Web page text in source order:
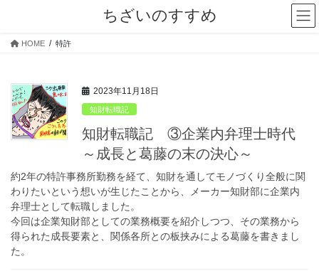
ちざいのすすめ
HOME 特許
2023年11月18日
知財転職記
知財転職記 ③企業内弁理士時代
～成長と葛藤の末の決心～
約2年の特許事務所勤務を経て、知財を通してモノづくり全般に関
わりたいという想いが生じたことから、メーカー知財部に企業内
弁理士として転職しました。
今回は企業知財部としての業務概要を紹介しつつ、その業務から
得られた成長要素と、関係各所との板挟みによる葛藤を書きまし
た。